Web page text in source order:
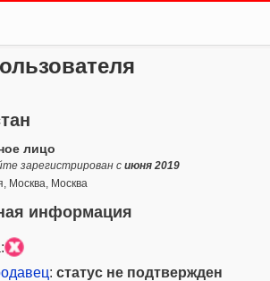
лицо
зарегистрирован с июня 2019
Москва, Москва
информация
: статус не подтвержден